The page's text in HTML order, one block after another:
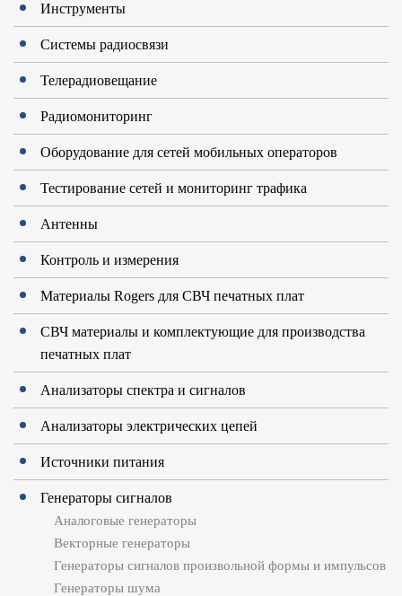
Инструменты
Системы радиосвязи
Телерадиовещание
Радиомониторинг
Оборудование для сетей мобильных операторов
Тестирование сетей и мониторинг трафика
Антенны
Контроль и измерения
Материалы Rogers для СВЧ печатных плат
СВЧ материалы и комплектующие для производства
печатных плат
Анализаторы спектра и сигналов
Анализаторы электрических цепей
Источники питания
Генераторы сигналов
Аналоговые генераторы
Векторные генераторы
Генераторы сигналов произвольной формы и импульсов
Генераторы шума